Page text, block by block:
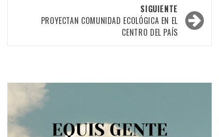
SIGUIENTE
PROYECTAN COMUNIDAD ECOLÓGICA EN EL
CENTRO DEL PAÍS